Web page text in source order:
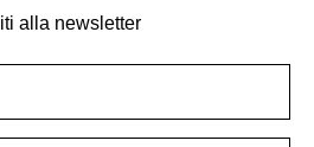
alla newsletter